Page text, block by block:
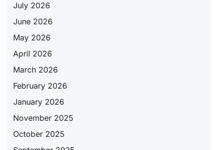
July 2026
June 2026
May 2026
April 2026
March 2026
February 2026
January 2026
November 2025
October 2025